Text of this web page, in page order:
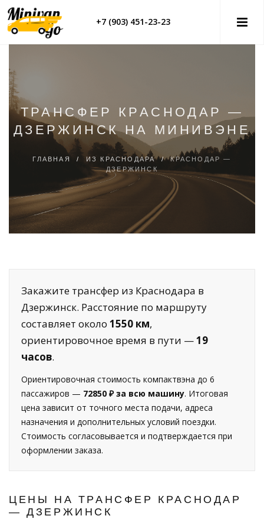
+7 (903) 451-23-23
ТРАНСФЕР КРАСНОДАР —
ДЗЕРЖИНСК НА МИНИВЭНЕ
ГЛАВНАЯ / ИЗ КРАСНОДАРА/КРАСНОДАР —
ДЗЕРЖИНСК
Закажите трансфер из Краснодара в
Дзержинск. Расстояние по маршруту
составляет около 1550 км,
ориентировочное время в пути —19
часов.
Ориентировочная стоимость компактвэна до 6
пассажиров — 72850 ₽ за всю машину. Итоговая
цена зависит от точного места подачи, адреса
назначения и дополнительных условий поездки.
Стоимость согласовывается и подтверждается при
оформлении заказа.
ЦЕНЫ НА ТРАНСФЕР КРАСНОДАР
— ДЗЕРЖИНСК